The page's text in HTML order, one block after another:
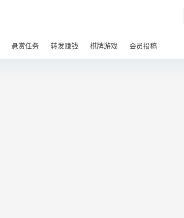
悬赏任务 转发赚钱 棋牌游戏 会员投稿